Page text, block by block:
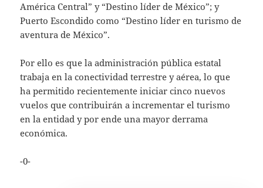
América Central” y “Destino líder de México”; y
Puerto Escondido como “Destino líder en turismo de
aventura de México”.
Por ello es que la administración pública estatal
trabaja en la conectividad terrestre y aérea, lo que
ha permitido recientemente iniciar cinco nuevos
vuelos que contribuirán a incrementar el turismo
en la entidad y por ende una mayor derrama
económica.
-0-